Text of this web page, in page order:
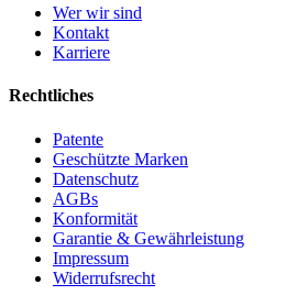
Wer wir sind
Kontakt
Karriere
Rechtliches
Patente
Geschützte Marken
Datenschutz
AGBs
Konformität
Garantie & Gewährleistung
Impressum
Widerrufsrecht